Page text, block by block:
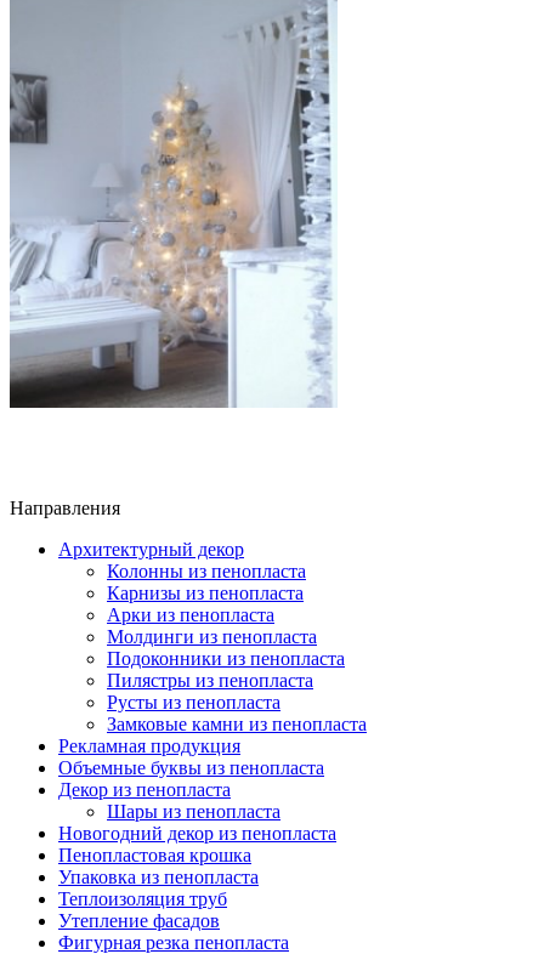
Направления
Архитектурный декор
Колонны из пенопласта
Карнизы из пенопласта
Арки из пенопласта
Молдинги из пенопласта
Подоконники из пенопласта
Пилястры из пенопласта
Русты из пенопласта
Замковые камни из пенопласта
Рекламная продукция
Объемные буквы из пенопласта
Декор из пенопласта
Шары из пенопласта
Новогодний декор из пенопласта
Пенопластовая крошка
Упаковка из пенопласта
Теплоизоляция труб
Утепление фасадов
Фигурная резка пенопласта